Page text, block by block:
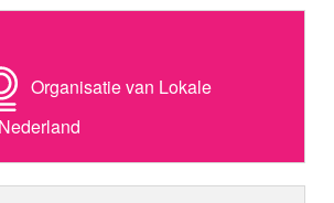
Organisatie van Lokale